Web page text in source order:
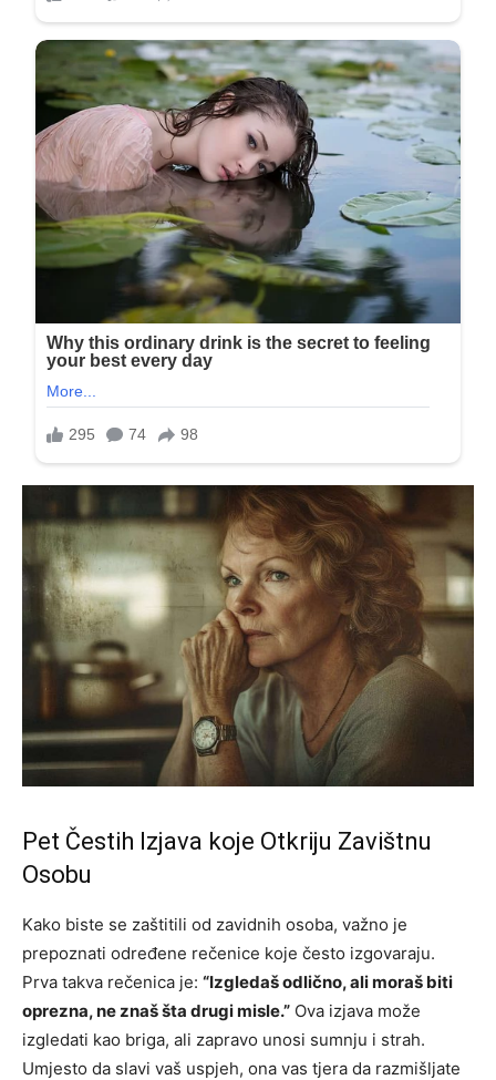
Pet Čestih Izjava koje Otkriju Zavištnu
Osobu
Kako biste se zaštitili od zavidnih osoba, važno je
prepoznati određene rečenice koje često izgovaraju.
Prva takva rečenica je: “Izgledaš odlično, ali moraš biti
oprezna, ne znaš šta drugi misle.” Ova izjava može
izgledati kao briga, ali zapravo unosi sumnju i strah.
Umjesto da slavi vaš uspjeh, ona vas tjera da razmišljate